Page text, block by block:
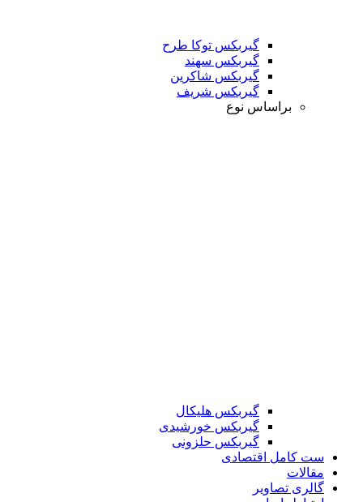
گیربکس توکا طرح
گیربکس سهند
گیربکس شاکرین
گیربکس شریف
براساس نوع
گیربکس هلیکال
گیربکس خورشیدی
گیربکس حلزونی
ست کامل اقتصادی
مقالات
گالری تصاویر